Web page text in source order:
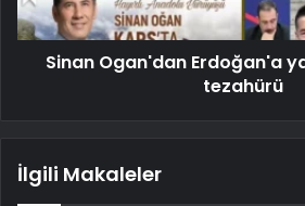
Sinan Ogan'dan Erdoğan'a
tezahürü
İlgili Makaleler